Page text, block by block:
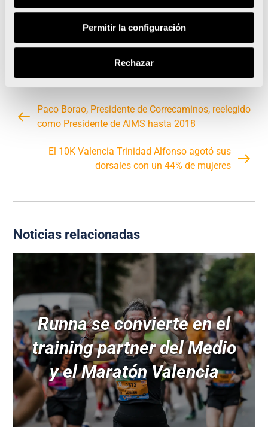
Permitir la configuración
Rechazar
problema de falta de organización. Tenemos
planes, en S.D.Correcaminos, de organizar un 10K
mujeres el día de la madre.
Paco Borao, Presidente de Correcaminos, reelegido
como Presidente de AIMS hasta 2018
El 10K Valencia Trinidad Alfonso agotó sus
dorsales con un 44% de mujeres
Noticias relacionadas
Runna se convierte en el
training partner del Medio
y el Maratón Valencia